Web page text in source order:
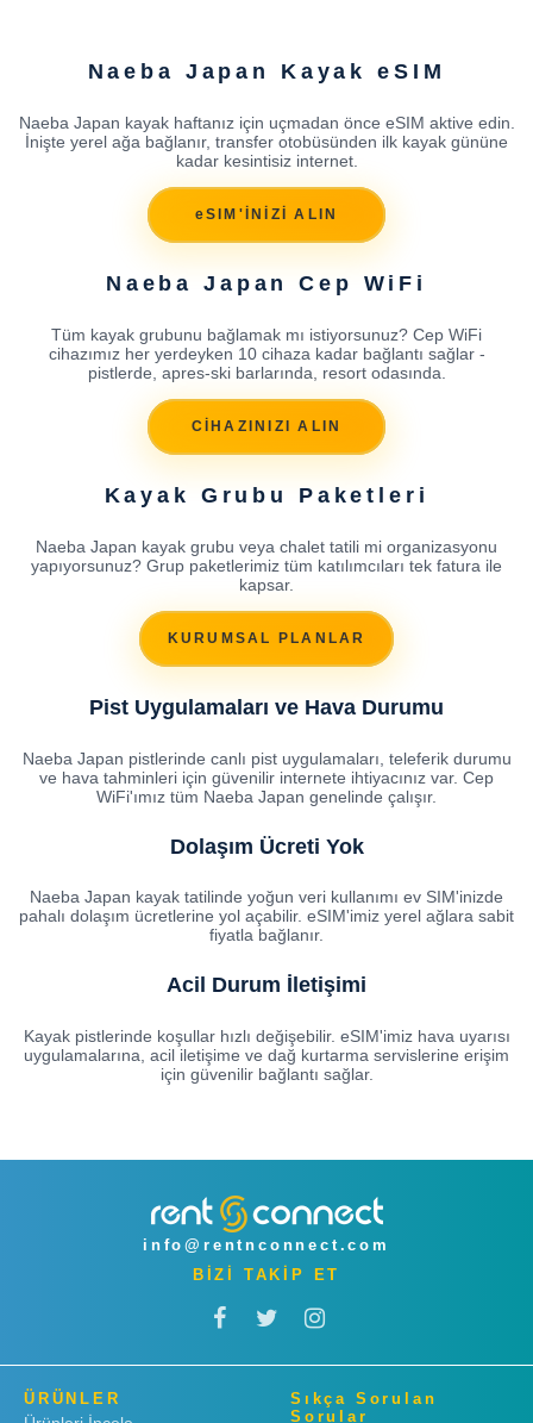
Naeba Japan Kayak eSIM
Naeba Japan kayak haftanız için uçmadan önce eSIM aktive edin.
İnişte yerel ağa bağlanır, transfer otobüsünden ilk kayak gününe
kadar kesintisiz internet.
eSIM'İNİZİ ALIN
Naeba Japan Cep WiFi
Tüm kayak grubunu bağlamak mı istiyorsunuz? Cep WiFi
cihazımız her yerdeyken 10 cihaza kadar bağlantı sağlar -
pistlerde, apres-ski barlarında, resort odasında.
CİHAZINIZI ALIN
Kayak Grubu Paketleri
Naeba Japan kayak grubu veya chalet tatili mi organizasyonu
yapıyorsunuz? Grup paketlerimiz tüm katılımcıları tek fatura ile
kapsar.
KURUMSAL PLANLAR
Pist Uygulamaları ve Hava Durumu
Naeba Japan pistlerinde canlı pist uygulamaları, teleferik durumu
ve hava tahminleri için güvenilir internete ihtiyacınız var. Cep
WiFi'ımız tüm Naeba Japan genelinde çalışır.
Dolaşım Ücreti Yok
Naeba Japan kayak tatilinde yoğun veri kullanımı ev SIM'inizde
pahalı dolaşım ücretlerine yol açabilir. eSIM'imiz yerel ağlara sabit
fiyatla bağlanır.
Acil Durum İletişimi
Kayak pistlerinde koşullar hızlı değişebilir. eSIM'imiz hava uyarısı
uygulamalarına, acil iletişime ve dağ kurtarma servislerine erişim
için güvenilir bağlantı sağlar.
info@rentnconnect.com
BİZİ TAKİP ET
ÜRÜNLER
Sıkça Sorulan
Sorular